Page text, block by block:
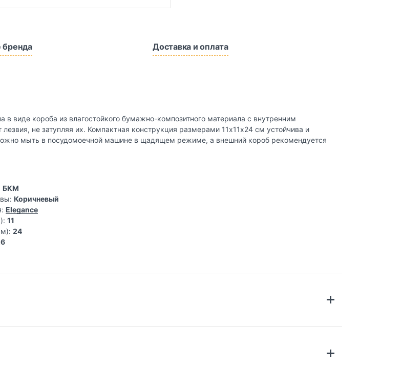
бренда Доставка и оплата
виде короба из влагостойкого бумажно-композитного материала с внутренним
не затупляя их. Компактная конструкция размерами 11х11х24 см устойчива и
мыть в посудомоечной машине в щадящем режиме, а внешний короб рекомендуется
БКМ
Коричневый
Elegance
11
24